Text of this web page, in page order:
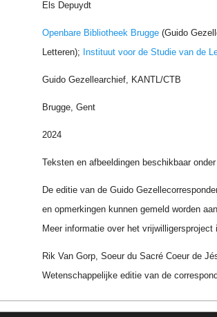
Els Depuydt
Openbare Bibliotheek Brugge (Guido
Letteren); Instituut voor de Studie van de
Guido Gezellearchief, KANTL/CTB
Brugge, Gent
2024
Teksten en afbeeldingen beschikbaar
De editie van de Guido
en opmerkingen kunnen gemeld worden
Meer informatie over het
Rik Van Gorp, Soeur du Sacré Coeur de
Wetenschappelijke editie van de